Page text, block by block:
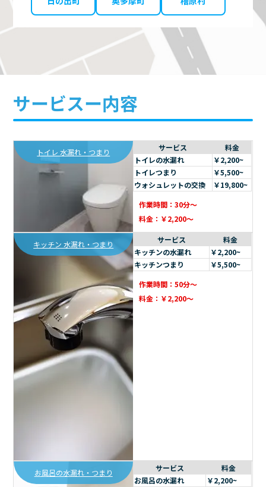
サービスー内容
トイレ 水漏れ・つまり サービス
料金
トイレの水漏れ
￥2,200~
トイレつまり
￥5,500~
ウォシュレットの交換
￥19,800~
作業時間：30分～
料金：￥2,200～
キッチン 水漏れ・つまり サービス
料金
キッチンの水漏れ
￥2,200~
キッチンつまり
￥5,500~
作業時間：50分～
料金：￥2,200～
お風呂の水漏れ・つまり サービス
料金
お風呂の水漏れ
￥2,200~